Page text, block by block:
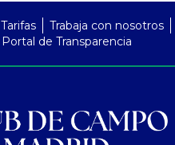
Tarifas
Trabaja con nosotros
Portal de Transparencia